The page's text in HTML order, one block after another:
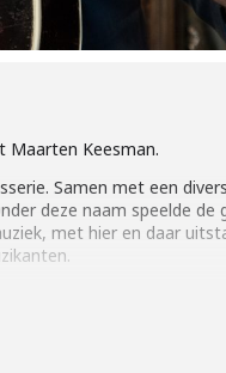
Maarten Keesman.
Samen met een
deze naam speelde
met hier en daar